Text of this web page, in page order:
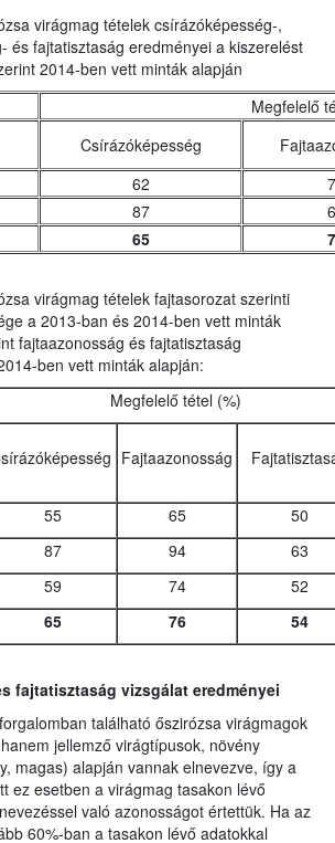
virágmag tételek csírázóképesség-,
és fajtatisztaság eredményei a kiszerelést
2014-ben vett minták alapján
Megfelelő
Csírázóképesség
62
87
65
virágmag tételek fajtasorozat szerinti
a 2013-ban és 2014-ben vett minták
fajtaazonosság és fajtatisztaság
ben vett minták alapján:
Megfelelő tétel (%)
Fajtaazonosság
55 65
50
87 94
63
59 74
52
65 76 54
fajtatisztaság vizsgálat eredményei
található őszirózsa virágmagok
jellemző virágtípusok, növény
magas) alapján vannak elnevezve, így a
ez esetben a virágmag tasakon lévő
való azonosságot értettük. Ha az
60%-ban a tasakon lévő adatokkal